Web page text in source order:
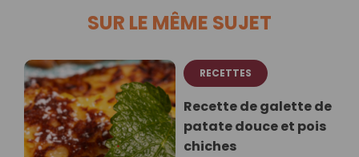
SUR LE MÊME SUJET
RECETTES
Recette de galette de
patate douce et pois
chiches⁣